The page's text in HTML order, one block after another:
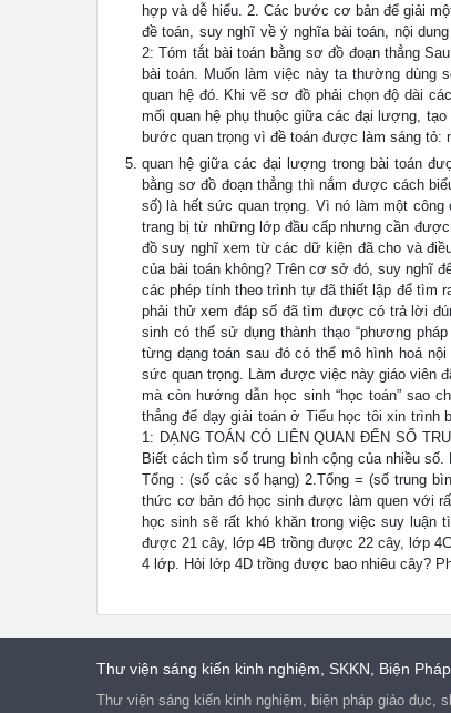
hợp và dễ hiểu. 2. Các bước cơ bản để giải
đề toán, suy nghĩ về ý nghĩa bài toán, nội
2: Tóm tắt bài toán bằng sơ đồ đoạn thẳng
bài toán. Muốn làm việc này ta thường dùng
quan hệ đó. Khi vẽ sơ đồ phải chọn độ dài
mối quan hệ phụ thuộc giữa các đại lượng,
bước quan trọng vì đề toán được làm sáng tỏ:
quan hệ giữa các đại lượng trong bài toán
bằng sơ đồ đoạn thẳng thì nắm được cách
số) là hết sức quan trọng. Vì nó làm một
trang bị từ những lớp đầu cấp nhưng cần
đồ suy nghĩ xem từ các dữ kiện đã cho và
của bài toán không? Trên cơ sở đó, suy nghĩ
các phép tính theo trình tự đã thiết lập để tìm
phải thử xem đáp số đã tìm được có trả lời
sinh có thể sử dụng thành thạo “phương
từng dạng toán sau đó có thể mô hình hoá
sức quan trọng. Làm được việc này giáo viên
mà còn hướng dẫn học sinh “học toán” sao
thẳng để dạy giải toán ở Tiểu học tôi xin trình
1: DẠNG TOÁN CÓ LIÊN QUAN ĐẾN SỐ
Biết cách tìm số trung bình cộng của nhiều
Tổng : (số các số hạng) 2.Tổng = (số trung
thức cơ bản đó học sinh được làm quen với
học sinh sẽ rất khó khăn trong việc suy luận
được 21 cây, lớp 4B trồng được 22 cây, lớp
4 lớp. Hỏi lớp 4D trồng được bao nhiêu cây?
Thư viện sáng kiến kinh nghiệm, SKKN, Biện Pháp
Thư viện sáng kiến kinh nghiệm, biện pháp giáo dục,